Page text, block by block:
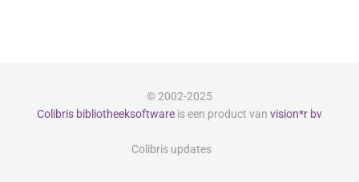
© 2002-2025
Colibris bibliotheeksoftware is een product van vision*r bv
Colibris updates